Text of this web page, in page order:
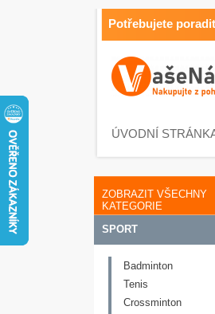
Potřebujete
ÚVODNÍ
ZOBRAZIT VŠECHNY
KATEGORIE
SPORT
Badminton
Tenis
Crossminton